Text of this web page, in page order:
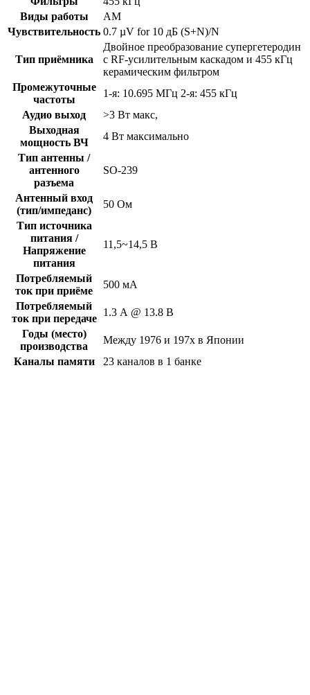
Виды работы
AM
Чувствительность 0.7 µV for 10 дБ (S+N)/N
Тип приёмника
Двойное преобразование супергетеродин
с RF-усилительным каскадом и 455 кГц
керамическим фильтром
Промежуточные
частоты
1-я: 10.695 МГц 2-я: 455 кГц
Аудио выход
>3 Вт макс,
Выходная
мощность ВЧ
4 Вт максимально
Тип антенны /
антенного
разъема
SO-239
Антенный вход
(тип/импеданс)
50 Ом
Тип источника
питания /
Напряжение
питания
11,5~14,5 В
Потребляемый
ток при приёме
500 мА
Потребляемый
ток при передаче
1.3 А @ 13.8 В
Годы (место)
производства
Между 1976 и 197x в Японии
Каналы памяти
23 каналов в 1 банке